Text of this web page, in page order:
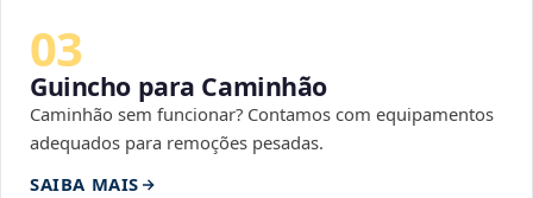
03
Guincho para Caminhão
Caminhão sem funcionar? Contamos com equipamentos
adequados para remoções pesadas.
SAIBA MAIS